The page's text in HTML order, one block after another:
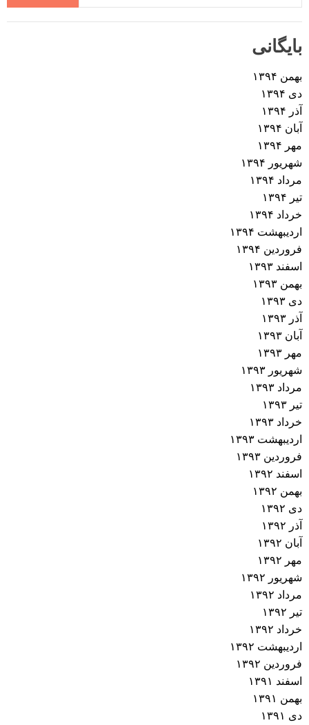
بایگانی
بهمن ۱۳۹۴
دی ۱۳۹۴
آذر ۱۳۹۴
آبان ۱۳۹۴
مهر ۱۳۹۴
شهریور ۱۳۹۴
مرداد ۱۳۹۴
تیر ۱۳۹۴
خرداد ۱۳۹۴
اردیبهشت ۱۳۹۴
فروردین ۱۳۹۴
اسفند ۱۳۹۳
بهمن ۱۳۹۳
دی ۱۳۹۳
آذر ۱۳۹۳
آبان ۱۳۹۳
مهر ۱۳۹۳
شهریور ۱۳۹۳
مرداد ۱۳۹۳
تیر ۱۳۹۳
خرداد ۱۳۹۳
اردیبهشت ۱۳۹۳
فروردین ۱۳۹۳
اسفند ۱۳۹۲
بهمن ۱۳۹۲
دی ۱۳۹۲
آذر ۱۳۹۲
آبان ۱۳۹۲
مهر ۱۳۹۲
شهریور ۱۳۹۲
مرداد ۱۳۹۲
تیر ۱۳۹۲
خرداد ۱۳۹۲
اردیبهشت ۱۳۹۲
فروردین ۱۳۹۲
اسفند ۱۳۹۱
بهمن ۱۳۹۱
دی ۱۳۹۱